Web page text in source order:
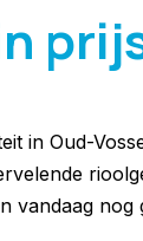
in Oud-
vandaag nog